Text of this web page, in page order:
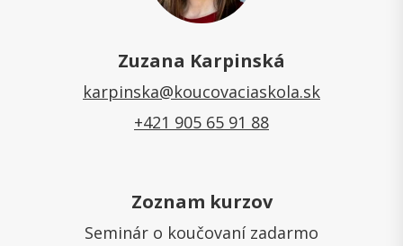
Zuzana Karpinská
karpinska@koucovaciaskola.sk
+421 905 65 91 88
Zoznam kurzov
Seminár o koučovaní zadarmo